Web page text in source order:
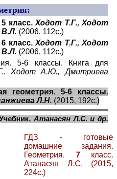
класс. Ходот Т.Г., Ходот
В.Л. (2006, 112с.)
класс. Ходот Т.Г., Ходот
В.Л. (2006, 112с.)
5-6 классы. Книга для
Ходот А.Ю., Дмитриева
геометрия. 5-6 классы.
Л.Н. (2015, 192с.)
Атанасян Л.С. и др.
ГДЗ - готовые
домашние задания.
Геометрия. 7класс.
Атанасян Л.С. (2015,
224с.)